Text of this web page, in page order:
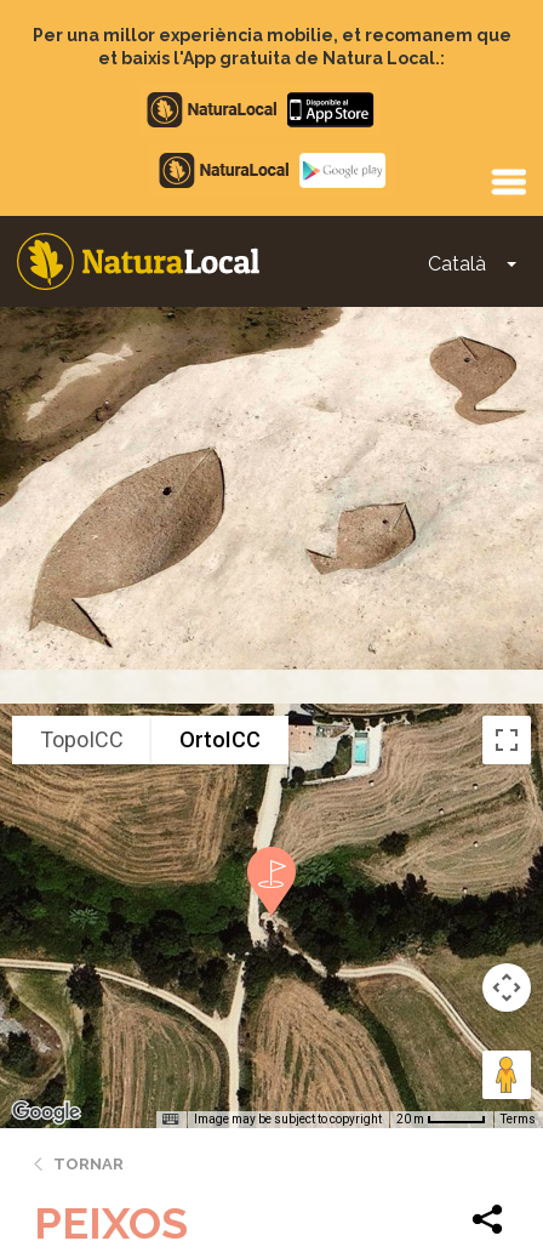
Per una millor experiència mobilie, et recomanem que
et baixis l'App gratuita de Natura Local.:
Apple
store
Google
Play
Català
Main
navigation
TopoICC OrtoICC
Image may be subject to copyright 20 m Terms
TORNAR
PEIXOS